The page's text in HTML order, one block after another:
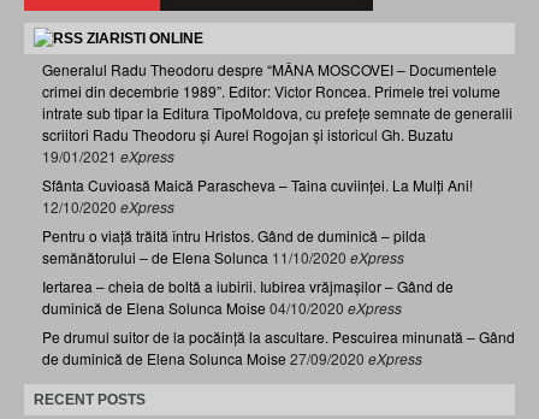
ZIARISTI ONLINE
Generalul Radu Theodoru despre “MÂNA MOSCOVEI – Documentele
crimei din decembrie 1989”. Editor: Victor Roncea. Primele trei volume
intrate sub tipar la Editura TipoMoldova, cu prefețe semnate de generalii
scriitori Radu Theodoru și Aurel Rogojan și istoricul Gh. Buzatu
19/01/2021 eXpress
Sfânta Cuvioasă Maică Parascheva – Taina cuviinței. La Mulți Ani!
12/10/2020 eXpress
Pentru o viață trăită întru Hristos. Gând de duminică – pilda
semănătorului – de Elena Solunca 11/10/2020 eXpress
Iertarea – cheia de boltă a iubirii. Iubirea vrăjmașilor – Gând de
duminică de Elena Solunca Moise 04/10/2020 eXpress
Pe drumul suitor de la pocăință la ascultare. Pescuirea minunată – Gând
de duminică de Elena Solunca Moise 27/09/2020 eXpress
RECENT POSTS